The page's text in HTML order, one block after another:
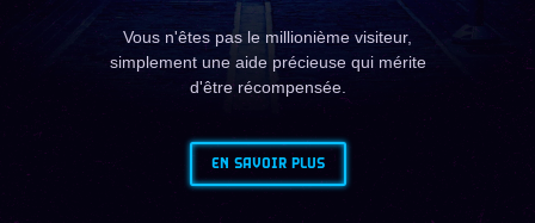
Vous n'êtes pas le millionième visiteur,
simplement une aide précieuse qui mérite
d'être récompensée.
EN SAVOIR PLUS